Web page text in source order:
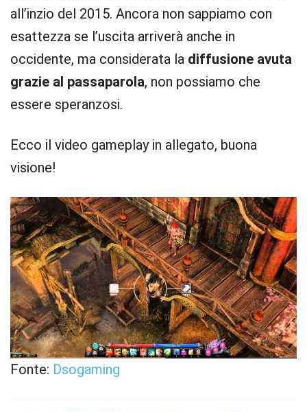
all’inzio del 2015. Ancora non sappiamo con
esattezza se l’uscita arriverà anche in
occidente, ma considerata la diffusione avuta
grazie al passaparola, non possiamo che
essere speranzosi.
Ecco il video gameplay in allegato, buona
visione!
Fonte: Dsogaming